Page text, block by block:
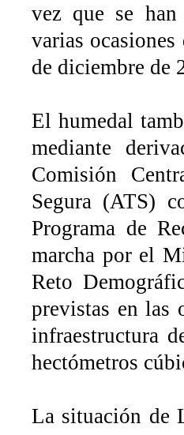
vez que se
varias
de diciembre de
El humedal
mediante
Comisión
Segura (ATS)
Programa de
marcha por el
Reto
previstas en las
infraestructura
hectómetros
La situación de